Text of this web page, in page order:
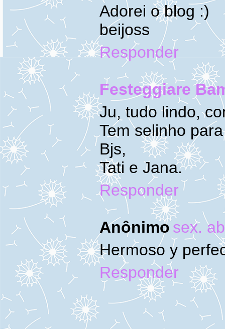
Adorei o blog :)
beijoss
Responder
Festeggiare
Ju, tudo lindo,
Tem selinho
Bjs,
Tati e Jana.
Responder
Anônimo sex.
Hermoso y
Responder